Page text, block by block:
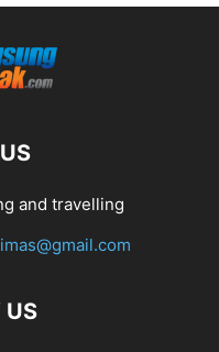
and travelling
US